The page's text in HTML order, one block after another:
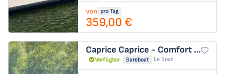
von pro Tag
359,00 €
Caprice Caprice - Comfort 32
Verfügbar Bareboat Le Boat